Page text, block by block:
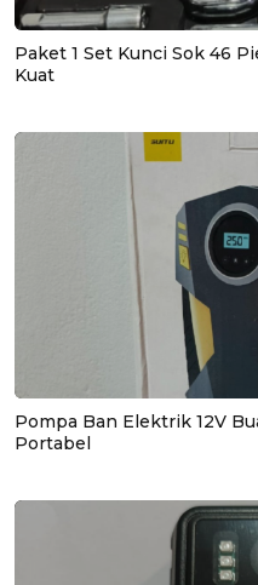
Paket 1 Set Kunci Sok 46
Kuat
Pompa Ban Elektrik 12V
Portabel